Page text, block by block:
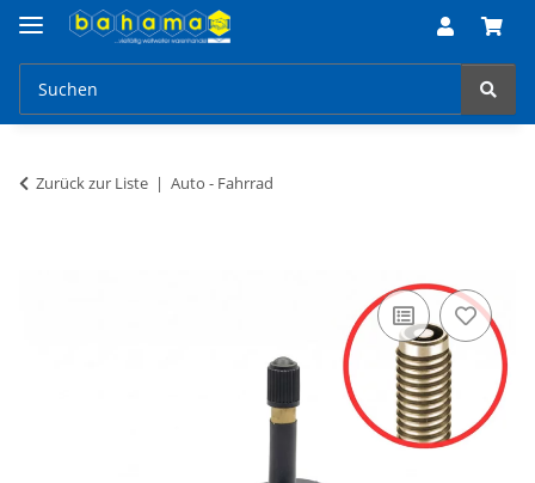
Zurück zur Liste Auto - Fahrrad